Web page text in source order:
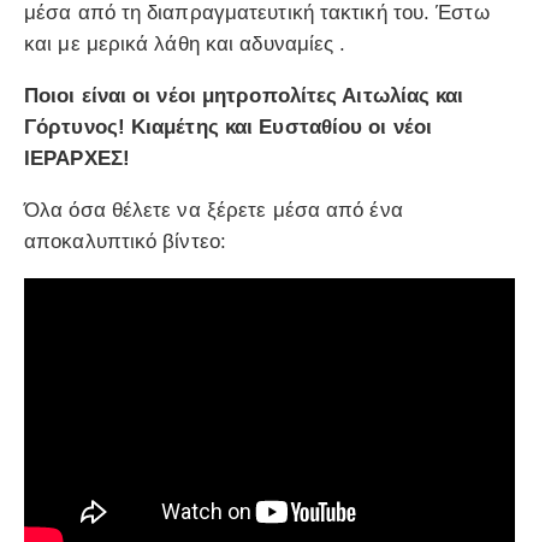
μέσα από τη διαπραγματευτική τακτική του. Έστω
και με μερικά λάθη και αδυναμίες .
Ποιοι είναι οι νέοι μητροπολίτες Αιτωλίας και
Γόρτυνος! Κιαμέτης και Ευσταθίου οι νέοι
ΙΕΡΑΡΧΕΣ!
Όλα όσα θέλετε να ξέρετε μέσα από ένα
αποκαλυπτικό βίντεο: